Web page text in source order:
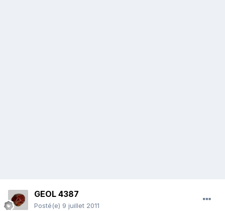
GEOL 4387
Posté(e) 9 juillet 2011